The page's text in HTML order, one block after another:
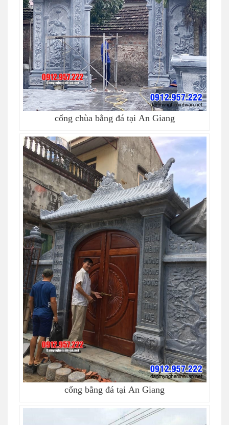
cổng chùa bằng đá tại An Giang
cổng bằng đá tại An Giang